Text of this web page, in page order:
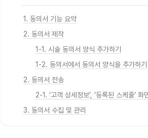
1. 동의서 기능 요약
2. 동의서 제작
1-1. 시술 동의서 양식 추가하기
1-2. 동의서에서 동의서 양식을 추가하기
2. 동의서 전송
2-1. ‘고객 상세정보’, ‘등록된 스케줄’
3. 동의서 수집 및 관리